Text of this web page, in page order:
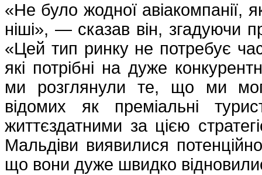
«Не було жодної авіакомпанії,
ніші», — сказав він, згадуючи
«Цей тип ринку не потребує
які потрібні на дуже
ми розглянули те, що ми
відомих як преміальні
життєздатними за цією
Мальдіви виявилися
що вони дуже швидко